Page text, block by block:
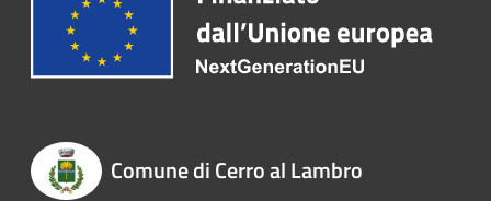
Comune di Cerro al Lambro